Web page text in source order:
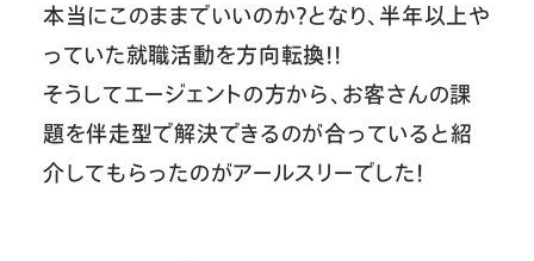
本当にこのままでいいのか？となり、半年以上や
っていた就職活動を方向転換！！
そうしてエージェントの方から、お客さんの課
題を伴走型で解決できるのが合っていると紹
介してもらったのがアールスリーでした！